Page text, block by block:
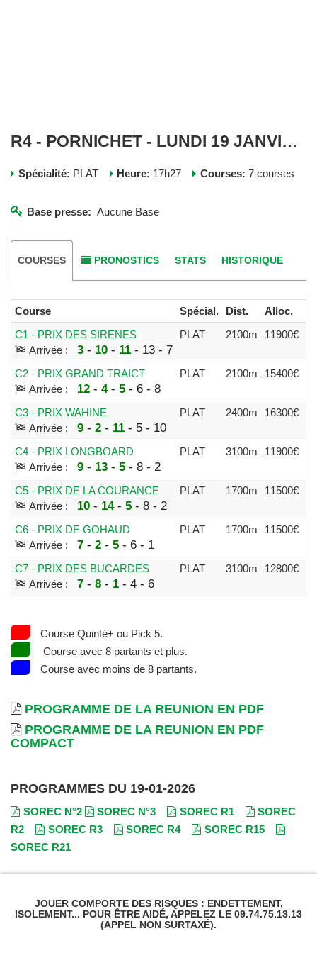
R4 - PORNICHET - LUNDI 19 JANVIER 2026
Spécialité: PLAT Heure: 17h27 Courses: 7 courses
Base presse: Aucune Base
COURSES PRONOSTICS STATS HISTORIQUE
Course Spécial. Dist. Alloc.
C1 - PRIX DES SIRENES
Arrivée :
3- 10- 11 - 13 - 7
PLAT 2100m 11900€
C2 - PRIX GRAND TRAICT
Arrivée :
12- 4- 5- 6 - 8
PLAT 2100m 15400€
C3 - PRIX WAHINE
Arrivée :
9- 2- 11 - 5 - 10
PLAT 2400m 16300€
C4 - PRIX LONGBOARD
Arrivée :
9- 13- 5- 8 - 2
PLAT 3100m 11900€
C5 - PRIX DE LA COURANCE
Arrivée :
10- 14- 5- 8 - 2
PLAT 1700m 11500€
C6 - PRIX DE GOHAUD
Arrivée :
7- 2- 5- 6 - 1
PLAT 1700m 11500€
C7 - PRIX DES BUCARDES
Arrivée :
7- 8- 1 - 4 - 6
PLAT 3100m 12800€
Course Quinté+ ou Pick 5.
Course avec 8 partants et plus.
Course avec moins de 8 partants.
PROGRAMME DE LA REUNION EN PDF
PROGRAMME DE LA REUNION EN PDF
COMPACT
PROGRAMMES DU 19-01-2026
SOREC N°2 SOREC N°3 SOREC R1
SOREC
R2
SOREC R3 SOREC R4
SOREC R15
SOREC R21
JOUER COMPORTE DES RISQUES : ENDETTEMENT,
ISOLEMENT... POUR ÊTRE AIDÉ, APPELEZ LE 09.74.75.13.13
(APPEL NON SURTAXÉ).